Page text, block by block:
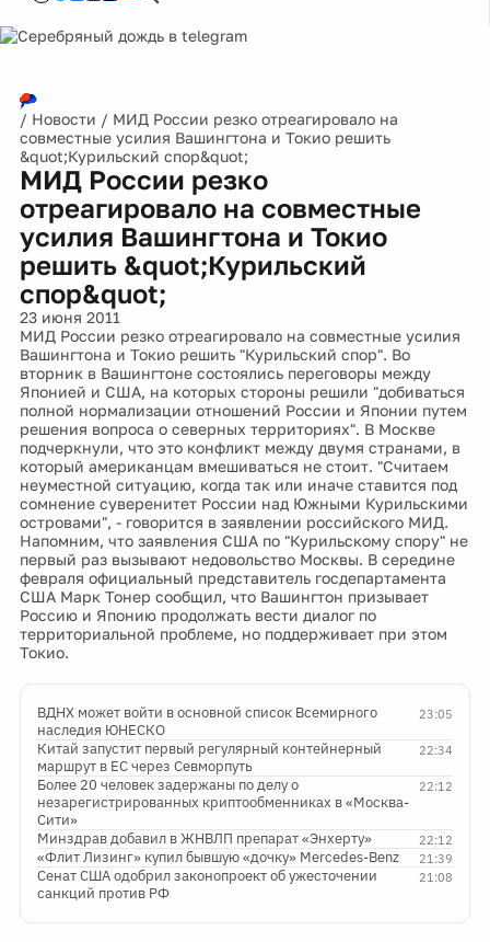
/ Новости / МИД России резко отреагировало на
совместные усилия Вашингтона и Токио решить
&quot;Курильский спор&quot;
МИД России резко
отреагировало на совместные
усилия Вашингтона и Токио
решить &quot;Курильский
спор&quot;
23 июня 2011
МИД России резко отреагировало на совместные усилия
Вашингтона и Токио решить "Курильский спор". Во
вторник в Вашингтоне состоялись переговоры между
Японией и США, на которых стороны решили "добиваться
полной нормализации отношений России и Японии путем
решения вопроса о северных территориях". В Москве
подчеркнули, что это конфликт между двумя странами, в
который американцам вмешиваться не стоит. "Считаем
неуместной ситуацию, когда так или иначе ставится под
сомнение суверенитет России над Южными Курильскими
островами", - говорится в заявлении российского МИД.
Напомним, что заявления США по "Курильскому спору" не
первый раз вызывают недовольство Москвы. В середине
февраля официальный представитель госдепартамента
США Марк Тонер сообщил, что Вашингтон призывает
Россию и Японию продолжать вести диалог по
территориальной проблеме, но поддерживает при этом
Токио.
23:05
ВДНХ может войти в основной список Всемирного
наследия ЮНЕСКО
22:34
Китай запустит первый регулярный контейнерный
маршрут в ЕС через Севморпуть
22:12
Более 20 человек задержаны по делу о
незарегистрированных криптообменниках в «Москва-
Сити»
22:12
Минздрав добавил в ЖНВЛП препарат «Энхерту»
21:39
«Флит Лизинг» купил бывшую «дочку» Mercedes-Benz
21:08
Сенат США одобрил законопроект об ужесточении
санкций против РФ